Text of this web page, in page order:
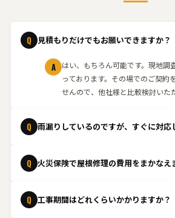
Q 見積もりだけでもお願いできますか？
A
はい、もちろん可能です。現地調
っております。その場でのご契約
せんので、他社様と比較検討いた
Q 雨漏りしているのですが、すぐに対応
認し、応急処置から本格的な修理
Q 火災保険で屋根修理の費用をまかなえ
は、火災保険の「風災・雹災・雪
Q 工事期間はどれくらいかかりますか？